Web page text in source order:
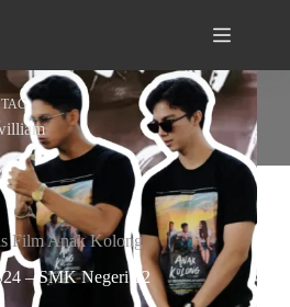
TAG
Film Anak Kolong
– SMK Negeri 12